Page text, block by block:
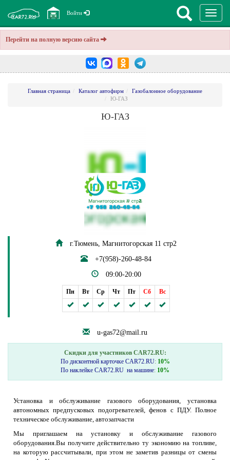
Перейти на полную версию сайта
Войти
Главная страница Каталог автофирм
Газобалонное оборудование
Ю-ГАЗ
Ю-ГАЗ
г.Тюмень, Магнитогорская 11 стр2
+7(958)-260-48-84
09:00-20:00
Пн Вт Ср Чт Пт Сб Вс
u-gas72@mail.ru
Скидки для участников CAR72.RU:
По дисконтной карточке CAR72.RU: 10%
По наклейке CAR72.RU на машине: 10%
Установка и обслуживание газового оборудования, установка
автономных предпусковых подогревателей, фенов с ПДУ. Полное
техническое обслуживание, автозапчасти
Мы приглашаем на установку и обслуживание газового
оборудования.Вы получите действительно ту экономию на топливе,
на которую рассчитывали, при этом не заметив разницы от смены